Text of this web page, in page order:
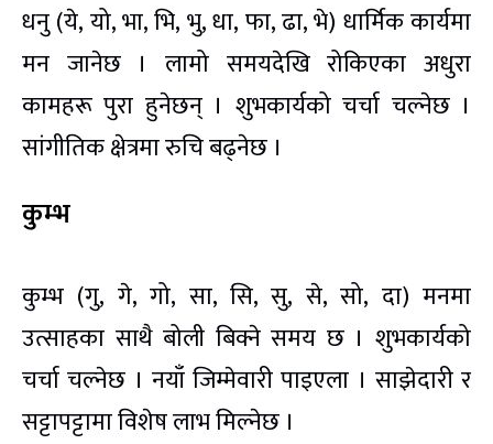
धनु (ये, यो, भा, भि, भु, धा, फा, ढा, भे) धार्मिक कार्यमा
मन जानेछ । लामो समयदेखि रोकिएका अधुरा
कामहरू पुरा हुनेछन् । शुभकार्यको चर्चा चल्नेछ ।
सांगीतिक क्षेत्रमा रुचि बढ्नेछ ।
कुम्भ
कुम्भ (गु, गे, गो, सा, सि, सु, से, सो, दा) मनमा
उत्साहका साथै बोली बिक्ने समय छ । शुभकार्यको
चर्चा चल्नेछ । नयाँ जिम्मेवारी पाइएला । साझेदारी र
सट्टापट्टामा विशेष लाभ मिल्नेछ ।